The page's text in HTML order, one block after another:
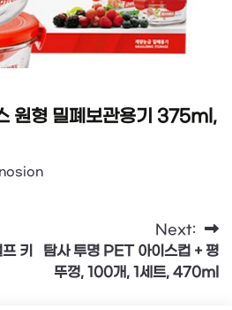
원형 밀폐보관용기 375ml,
키
Next:
탐사 투명 PET 아이스컵 + 평
뚜껑, 100개, 1세트, 470ml